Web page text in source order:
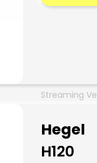
Streaming
Hegel
H120